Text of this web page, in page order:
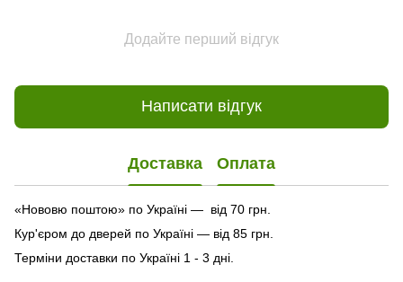
Додайте перший відгук
Написати відгук
Доставка Оплата
«Нововю поштою» по Україні — від 70 грн.
Кур'єром до дверей по Україні — від 85 грн.
Терміни доставки по Україні 1 - 3 дні.